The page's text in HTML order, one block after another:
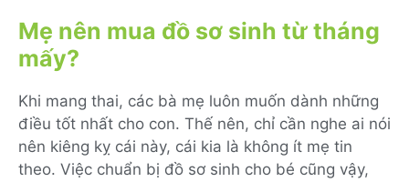
Mẹ nên mua đồ sơ sinh từ tháng
mấy?
Khi mang thai, các bà mẹ luôn muốn dành những
điều tốt nhất cho con. Thế nên, chỉ cần nghe ai nói
nên kiêng kỵ cái này, cái kia là không ít mẹ tin
theo. Việc chuẩn bị đồ sơ sinh cho bé cũng vậy,